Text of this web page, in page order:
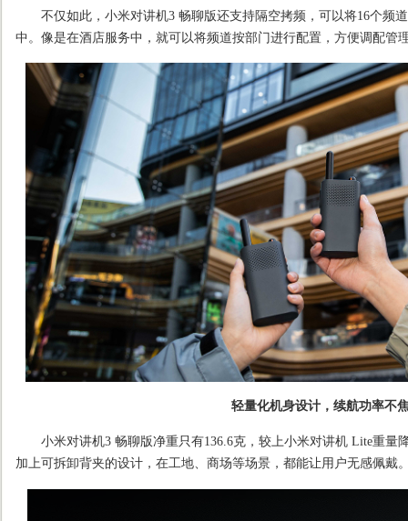
不仅如此，小米对讲机3 畅聊版还支持隔空拷频，可以将16个频
中。像是在酒店服务中，就可以将频道按部门进行配置，方便调配管
轻量化机身设计，续航功率不
小米对讲机3 畅聊版净重只有136.6克，较上小米对讲机 Lite重量
加上可拆卸背夹的设计，在工地、商场等场景，都能让用户无感佩戴